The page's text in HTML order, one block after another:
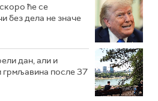
ће се
без дела не значе
дан, али и
после 37